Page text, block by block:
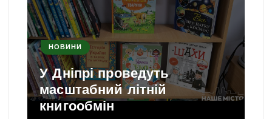
НОВИНИ
У Дніпрі проведуть
масштабний літній
книгообмін